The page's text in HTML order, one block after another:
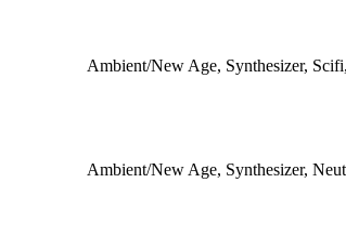
Ambient/New Age, Synthesizer,
Ambient/New Age, Synthesizer,